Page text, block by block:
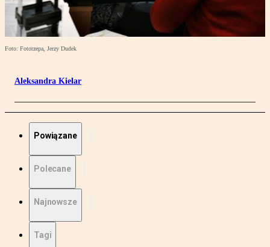
Foto: Fotorzepa, Jerzy Dudek
Aleksandra Kielar
Powiązane
Polecane
Najnowsze
Tagi